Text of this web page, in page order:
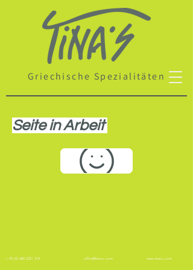
Griechische Spezialitäten
Seite in Arbeit
+ 43 (0) 680 2251 374 office@tina-s.com www.tina-s.com